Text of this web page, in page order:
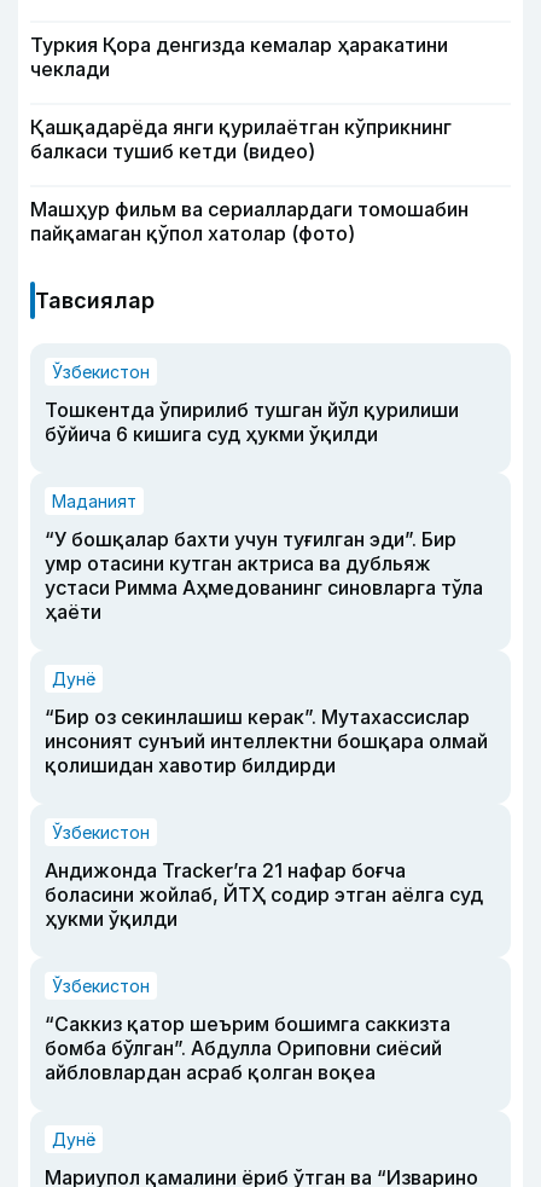
Туркия Қора денгизда кемалар ҳаракатини
чеклади
Қашқадарёда янги қурилаётган кўприкнинг
балкаси тушиб кетди (видео)
Машҳур фильм ва сериаллардаги томошабин
пайқамаган қўпол хатолар (фото)
Тавсиялар
Ўзбекистон
Тошкентда ўпирилиб тушган йўл қурилиши
бўйича 6 кишига суд ҳукми ўқилди
Маданият
“У бошқалар бахти учун туғилган эди”. Бир
умр отасини кутган актриса ва дубльяж
устаси Римма Аҳмедованинг синовларга тўла
ҳаёти
Дунё
“Бир оз секинлашиш керак”. Мутахассислар
инсоният сунъий интеллектни бошқара олмай
қолишидан хавотир билдирди
Ўзбекистон
Андижонда Tracker’га 21 нафар боғча
боласини жойлаб, ЙТҲ содир этган аёлга суд
ҳукми ўқилди
Ўзбекистон
“Саккиз қатор шеърим бошимга саккизта
бомба бўлган”. Абдулла Ориповни сиёсий
айбловлардан асраб қолган воқеа
Дунё
Мариупол қамалини ёриб ўтган ва “Изварино